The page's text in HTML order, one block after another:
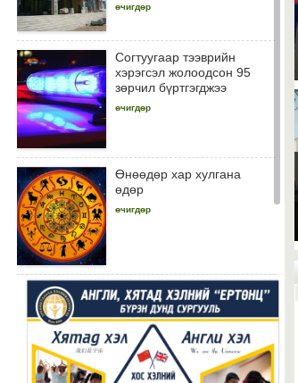
өчигдөр
Согтуугаар тээврийн
хэрэгсэл жолоодсон 95
зөрчил бүртгэгджээ
өчигдөр
Өнөөдөр хар хулгана
өдөр
өчигдөр